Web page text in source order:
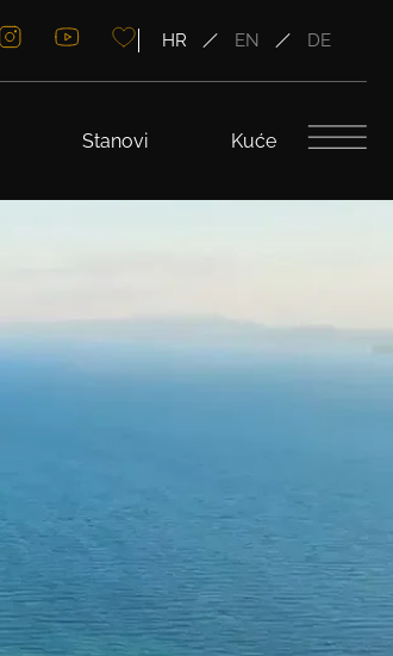
HR EN DE
Stanovi Kuće